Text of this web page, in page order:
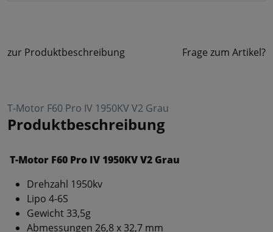
zur Produktbeschreibung Frage zum Artikel?
T-Motor F60 Pro IV 1950KV V2 Grau
Produktbeschreibung
T-Motor F60 Pro IV 1950KV V2 Grau
Drehzahl 1950kv
Lipo 4-6S
Gewicht 33,5g
Abmessungen 26,8 x 32,7 mm